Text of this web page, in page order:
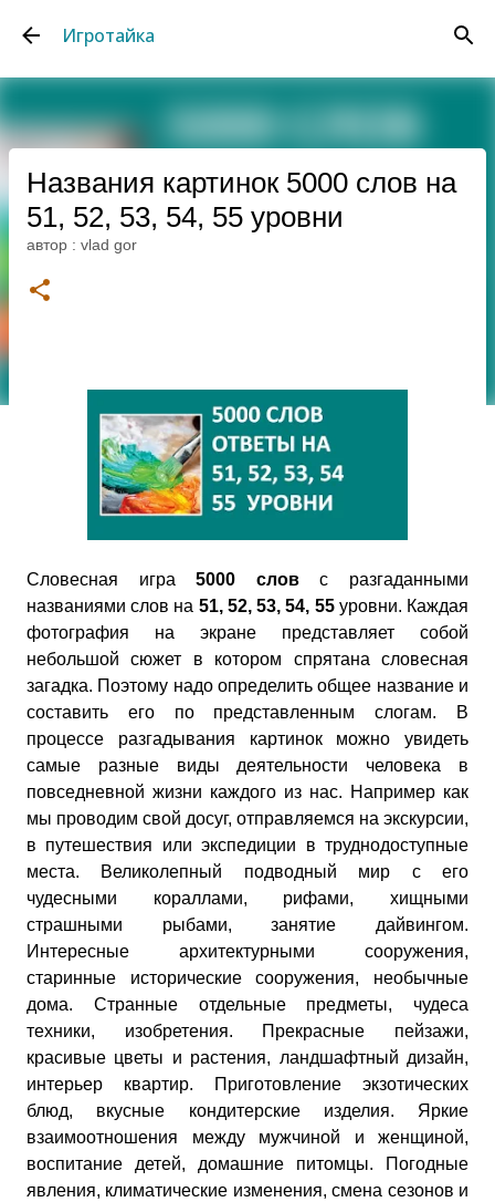
Игротайка
Названия картинок 5000 слов на
51, 52, 53, 54, 55 уровни
автор : vlad gor
Словесная игра5000 словс разгаданными
названиями слов на 51, 52, 53, 54, 55уровни. Каждая
фотография на экране представляет собой
небольшой сюжет в котором спрятана словесная
загадка. Поэтому надо определить общее название и
составить его по представленным слогам. В
процессе разгадывания картинок можно увидеть
самые разные виды деятельности человека в
повседневной жизни каждого из нас. Например как
мы проводим свой досуг, отправляемся на экскурсии,
в путешествия или экспедиции в труднодоступные
места. Великолепный подводный мир с его
чудесными кораллами, рифами, хищными
страшными рыбами, занятие дайвингом.
Интересные архитектурными сооружения,
старинные исторические сооружения, необычные
дома. Странные отдельные предметы, чудеса
техники, изобретения. Прекрасные пейзажи,
красивые цветы и растения, ландшафтный дизайн,
интерьер квартир. Приготовление экзотических
блюд, вкусные кондитерские изделия. Яркие
взаимоотношения между мужчиной и женщиной,
воспитание детей, домашние питомцы. Погодные
явления, климатические изменения, смена сезонов и